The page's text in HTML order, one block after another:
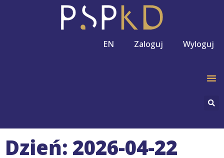
EN Zaloguj Wyloguj
Dzień: 2026-04-22